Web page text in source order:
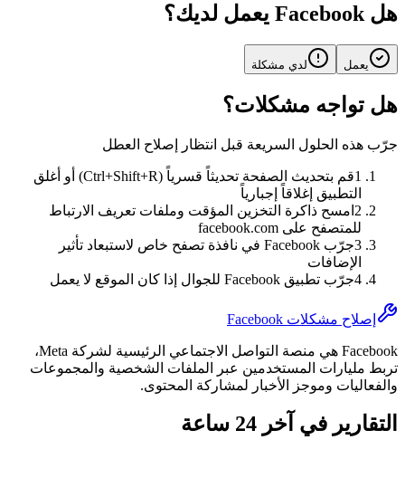
هل Facebook يعمل لديك؟
يعمل لدي مشكلة
هل تواجه مشكلات؟
جرّب هذه الحلول السريعة قبل انتظار إصلاح العطل
1
قم بتحديث الصفحة تحديثاً قسرياً (Ctrl+Shift+R) أو أغلق
التطبيق إغلاقاً إجبارياً
2 امسح ذاكرة التخزين المؤقت وملفات تعريف الارتباط
للمتصفح على facebook.com
3
جرّب Facebook في نافذة تصفح خاص لاستبعاد تأثير
الإضافات
4جرّب تطبيق Facebook للجوال إذا كان الموقع لا يعمل
إصلاح مشكلات Facebook
Facebook هي منصة التواصل الاجتماعي الرئيسية لشركة Meta،
تربط مليارات المستخدمين عبر الملفات الشخصية والمجموعات
والفعاليات وموجز الأخبار لمشاركة المحتوى.
التقارير في آخر 24 ساعة